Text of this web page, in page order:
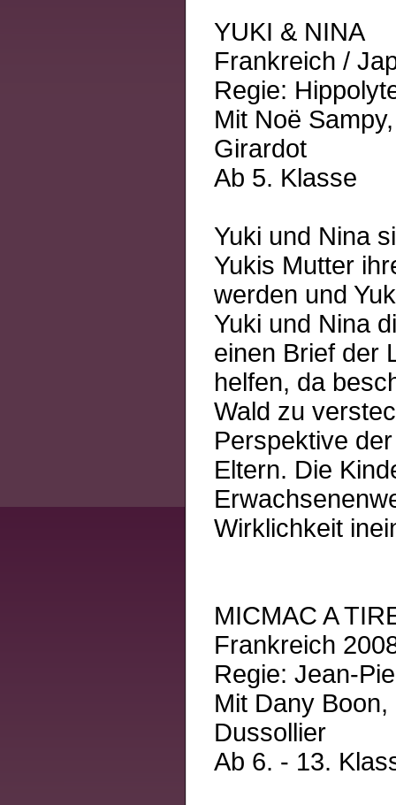
YUKI & NINA
Frankreich /
Regie:
Mit Noë
Girardot
Ab 5. Klasse
Yuki und Nina
Yukis Mutter
werden und
Yuki und Nina
einen Brief der
helfen, da
Wald zu
Perspektive
Eltern. Die
Wirklichkeit
MICMAC A
Frankreich
Regie: Jean-
Mit Dany
Dussollier
Ab 6. - 13.